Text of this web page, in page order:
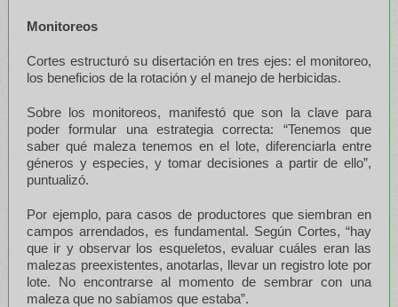
Monitoreos
Cortes estructuró su disertación en tres ejes: el monitoreo,
los beneficios de la rotación y el manejo de herbicidas.
Sobre los monitoreos, manifestó que son la clave para
poder formular una estrategia correcta: “Tenemos que
saber qué maleza tenemos en el lote, diferenciarla entre
géneros y especies, y tomar decisiones a partir de ello”,
puntualizó.
Por ejemplo, para casos de productores que siembran en
campos arrendados, es fundamental. Según Cortes, “hay
que ir y observar los esqueletos, evaluar cuáles eran las
malezas preexistentes, anotarlas, llevar un registro lote por
lote. No encontrarse al momento de sembrar con una
maleza que no sabíamos que estaba”.